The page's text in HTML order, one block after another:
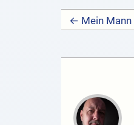
← Mein Mann